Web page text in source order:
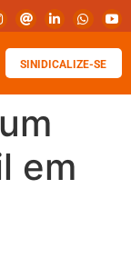
SINIDICALIZE-SE
em